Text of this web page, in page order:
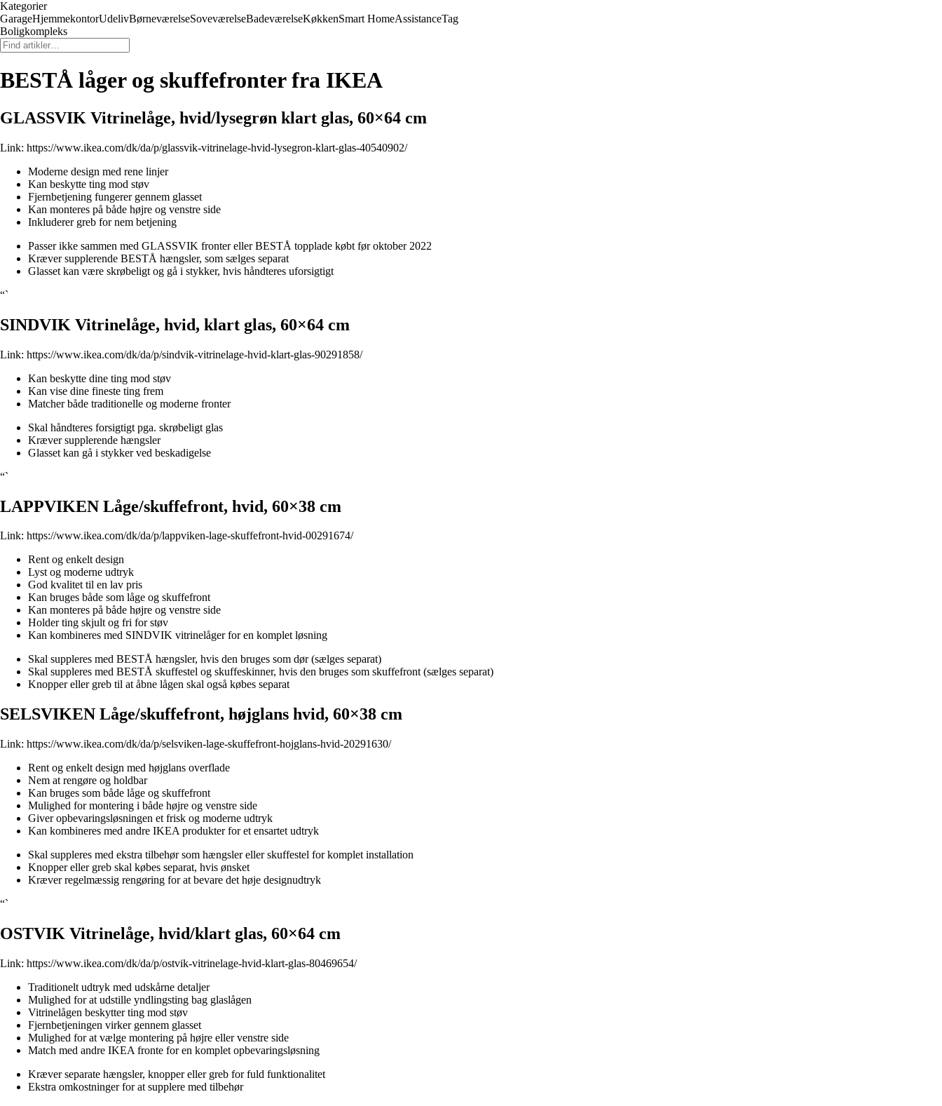
Kategorier
GarageHjemmekontorUdelivBørneværelseSoveværelseBadeværelseKøkkenSmart HomeAssistanceTag
Boligkompleks
BESTÅ låger og skuffefronter fra IKEA
GLASSVIK Vitrinelåge, hvid/lysegrøn klart glas, 60×64 cm
Link: https://www.ikea.com/dk/da/p/glassvik-vitrinelage-hvid-lysegron-klart-glas-40540902/
Moderne design med rene linjer
Kan beskytte ting mod støv
Fjernbetjening fungerer gennem glasset
Kan monteres på både højre og venstre side
Inkluderer greb for nem betjening
Passer ikke sammen med GLASSVIK fronter eller BESTÅ topplade købt før oktober 2022
Kræver supplerende BESTÅ hængsler, som sælges separat
Glasset kan være skrøbeligt og gå i stykker, hvis håndteres uforsigtigt
“`
SINDVIK Vitrinelåge, hvid, klart glas, 60×64 cm
Link: https://www.ikea.com/dk/da/p/sindvik-vitrinelage-hvid-klart-glas-90291858/
Kan beskytte dine ting mod støv
Kan vise dine fineste ting frem
Matcher både traditionelle og moderne fronter
Skal håndteres forsigtigt pga. skrøbeligt glas
Kræver supplerende hængsler
Glasset kan gå i stykker ved beskadigelse
“`
LAPPVIKEN Låge/skuffefront, hvid, 60×38 cm
Link: https://www.ikea.com/dk/da/p/lappviken-lage-skuffefront-hvid-00291674/
Rent og enkelt design
Lyst og moderne udtryk
God kvalitet til en lav pris
Kan bruges både som låge og skuffefront
Kan monteres på både højre og venstre side
Holder ting skjult og fri for støv
Kan kombineres med SINDVIK vitrinelåger for en komplet løsning
Skal suppleres med BESTÅ hængsler, hvis den bruges som dør (sælges separat)
Skal suppleres med BESTÅ skuffestel og skuffeskinner, hvis den bruges som skuffefront (sælges separat)
Knopper eller greb til at åbne lågen skal også købes separat
SELSVIKEN Låge/skuffefront, højglans hvid, 60×38 cm
Link: https://www.ikea.com/dk/da/p/selsviken-lage-skuffefront-hojglans-hvid-20291630/
Rent og enkelt design med højglans overflade
Nem at rengøre og holdbar
Kan bruges som både låge og skuffefront
Mulighed for montering i både højre og venstre side
Giver opbevaringsløsningen et frisk og moderne udtryk
Kan kombineres med andre IKEA produkter for et ensartet udtryk
Skal suppleres med ekstra tilbehør som hængsler eller skuffestel for komplet installation
Knopper eller greb skal købes separat, hvis ønsket
Kræver regelmæssig rengøring for at bevare det høje designudtryk
“`
OSTVIK Vitrinelåge, hvid/klart glas, 60×64 cm
Link: https://www.ikea.com/dk/da/p/ostvik-vitrinelage-hvid-klart-glas-80469654/
Traditionelt udtryk med udskårne detaljer
Mulighed for at udstille yndlingsting bag glaslågen
Vitrinelågen beskytter ting mod støv
Fjernbetjeningen virker gennem glasset
Mulighed for at vælge montering på højre eller venstre side
Match med andre IKEA fronte for en komplet opbevaringsløsning
Kræver separate hængsler, knopper eller greb for fuld funktionalitet
Ekstra omkostninger for at supplere med tilbehør